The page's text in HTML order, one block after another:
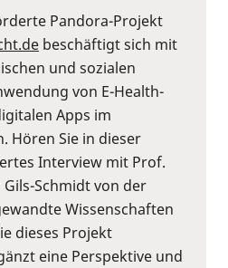
Pandora-Projekt
beschäftigt sich mit
und sozialen
von E-Health-
Apps im
Hören Sie in dieser
Interview mit Prof.
Schmidt von der
Wissenschaften
dieses Projekt
eine Perspektive und